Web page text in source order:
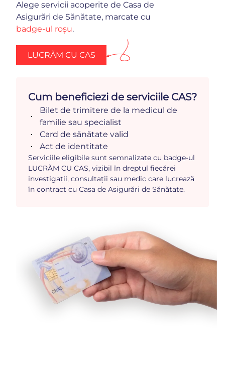
Alege servicii acoperite de Casa de
Asigurări de Sănătate, marcate cu
badge-ul roșu.
LUCRĂM CU CAS
Cum beneficiezi de serviciile CAS?
Bilet de trimitere de la medicul de
familie sau specialist
Card de sănătate valid
Act de identitate
Serviciile eligibile sunt semnalizate cu badge-ul
LUCRĂM CU CAS, vizibil în dreptul fiecărei
investigații, consultații sau medic care lucrează
în contract cu Casa de Asigurări de Sănătate.